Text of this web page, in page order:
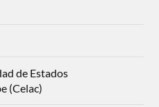
de Estados
(Celac)